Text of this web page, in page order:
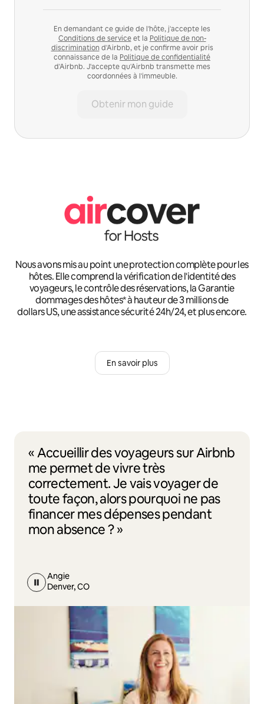
En demandant ce guide de l'hôte, j'accepte les
Conditions de serviceet la Politique de non-
discrimination d'Airbnb, et je confirme avoir pris
connaissance de la Politique de confidentialité
d'Airbnb. J'accepte qu'Airbnb transmette mes
coordonnées à l'immeuble.
Obtenir mon guide
Nous avons mis au point une protection complète pour les
hôtes. Elle comprend la vérification de l'identité des
voyageurs, le contrôle des réservations, la Garantie
dommages des hôtes* à hauteur de 3 millions de
dollars US, une assistance sécurité 24h/24, et plus encore.
En savoir plus
« Accueillir des voyageurs sur Airbnb
me permet de vivre très
correctement. Je vais voyager de
toute façon, alors pourquoi ne pas
financer mes dépenses pendant
mon absence ? »
Angie
Denver, CO